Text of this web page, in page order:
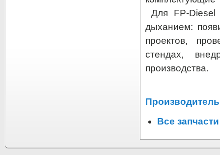
Для FP-Diesel
дыханием:
проектов,
стендах,
производства.
Все